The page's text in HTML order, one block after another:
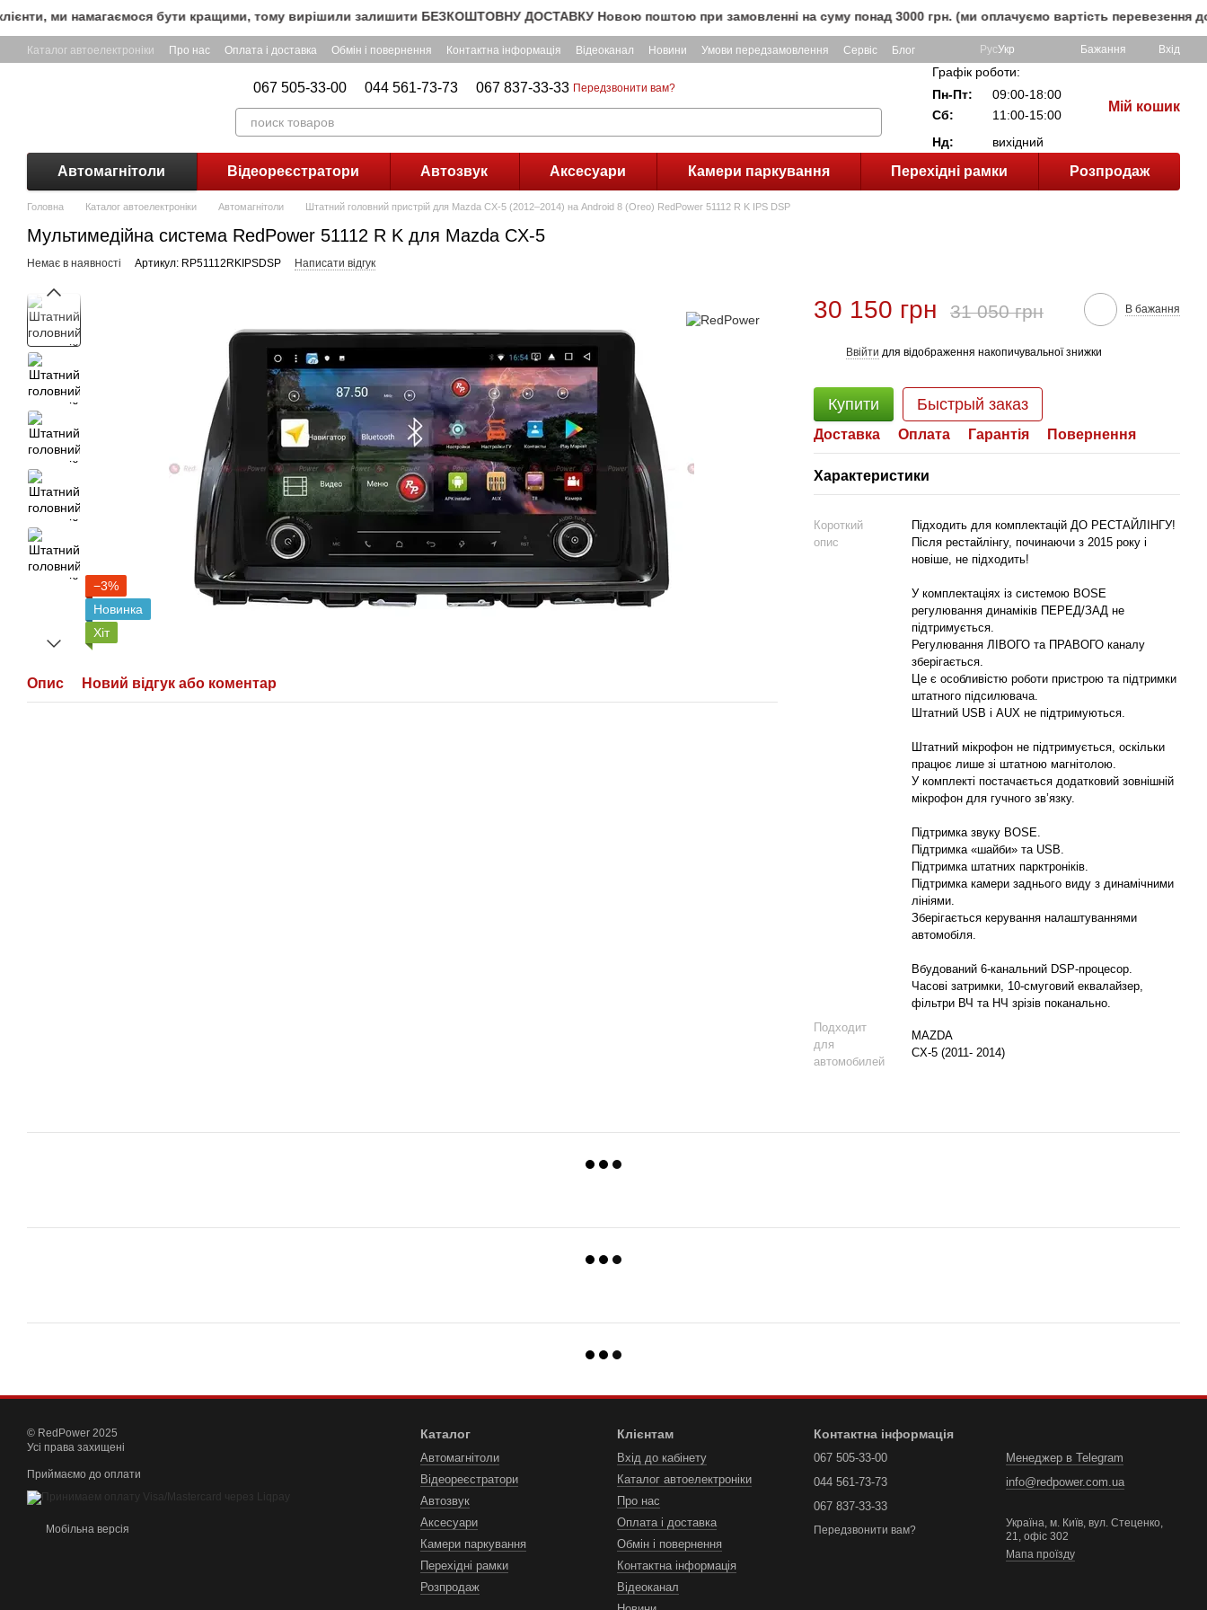
Перейти до основного контенту
ми намагаємося бути кращими, тому вирішили залишити БЕЗКОШТОВНУ ДОСТАВКУ Новою поштою при замовленні на суму понад 3000 грн. (ми оплачуємо вартість перевезення до
Каталог автоелектроніки Про нас Оплата і доставка Обмін і повернення Контактна інформація Відеоканал Новини Умови передзамовлення Сервіс Блог РусУкр Бажання Вхід
067 505-33-00 044 561-73-73 067 837-33-33 Передзвонити вам?
Графік роботи:
Пн-Пт:
09:00-18:00
Сб:
11:00-15:00
Нд:
вихідний
Мій кошик
Автомагнітоли Відеореєстратори Автозвук Аксесуари Камери паркування Перехідні рамки Розпродаж
Головна Каталог автоелектроніки Автомагнітоли Штатний головний пристрій для Mazda CX-5 (2012–2014) на Android 8 (Oreo) RedPower 51112 R K IPS DSP
Мультимедійна система RedPower 51112 R K для Mazda CX-5
Немає в наявності Артикул: RP51112RKIPSDSP Написати відгук
−3%
Новинка
Хіт
Опис Новий відгук або коментар
30 150 грн 31 050 грн В бажання
Ввійти для відображення накопичувальної знижки
Купити Быстрый заказ
Доставка Оплата Гарантія Повернення
Характеристики
Короткий
опис
Підходить для комплектацій ДО РЕСТАЙЛІНГУ!
Після рестайлінгу, починаючи з 2015 року і
новіше, не підходить!
У комплектаціях із системою BOSE
регулювання динаміків ПЕРЕД/ЗАД не
підтримується.
Регулювання ЛІВОГО та ПРАВОГО каналу
зберігається.
Це є особливістю роботи пристрою та підтримки
штатного підсилювача.
Штатний USB і AUX не підтримуються.
Штатний мікрофон не підтримується, оскільки
працює лише зі штатною магнітолою.
У комплекті постачається додатковий зовнішній
мікрофон для гучного зв’язку.
Підтримка звуку BOSE.
Підтримка «шайби» та USB.
Підтримка штатних парктроніків.
Підтримка камери заднього виду з динамічними
лініями.
Зберігається керування налаштуваннями
автомобіля.
Вбудований 6-канальний DSP-процесор.
Часові затримки, 10-смуговий еквалайзер,
фільтри ВЧ та НЧ зрізів поканально.
Подходит
для
автомобилей
MAZDA
CX-5 (2011- 2014)
© RedPower 2025
Усі права захищені
Приймаємо до оплати
Мобільна версія
Каталог
Автомагнітоли
Відеореєстратори
Автозвук
Аксесуари
Камери паркування
Перехідні рамки
Розпродаж
Клієнтам
Вхід до кабінету
Каталог автоелектроніки
Про нас
Оплата і доставка
Обмін і повернення
Контактна інформація
Відеоканал
Контактна інформація
067 505-33-00
044 561-73-73
067 837-33-33
Передзвонити вам?
Менеджер в Telegram
info@redpower.com.ua
Україна, м. Київ, вул. Стеценко,
21, офіс 302
Мапа проїзду